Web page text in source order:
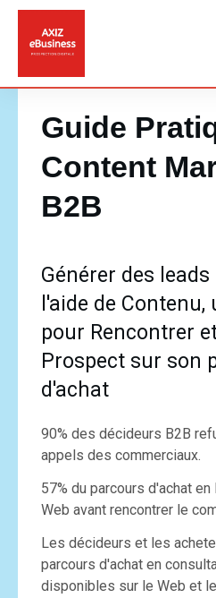
Guide
Content
B2B
Générer des
l'aide de
pour Rencontrer
Prospect sur son
d'achat
90% des décideurs B2B
appels des commerciaux.
57% du parcours d'achat
Web avant rencontrer le
Les décideurs et les
parcours d'achat en
disponibles sur le Web et